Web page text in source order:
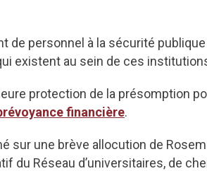
de personnel à la sécurité
existent au sein de ces
protection de la présomption
financière.
sur une brève allocution de
du Réseau d’universitaires, de